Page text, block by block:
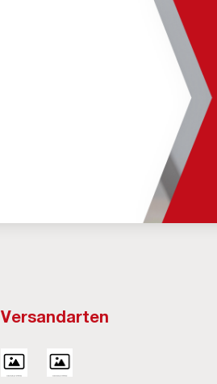
Versandarten